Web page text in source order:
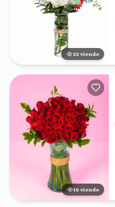
21 viendo
17 viendo